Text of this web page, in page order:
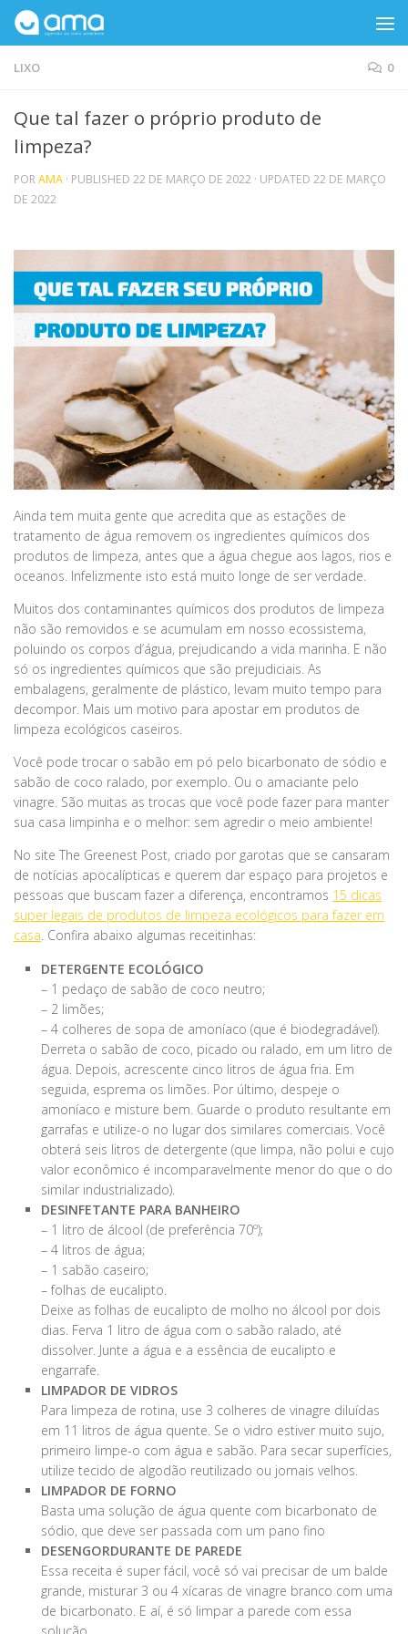
Skip to content
LIXO 0
Que tal fazer o próprio produto de
limpeza?
PORAMA · PUBLISHED 22 DE MARÇO DE 2022 · UPDATED 22 DE MARÇO
DE 2022
Ainda tem muita gente que acredita que as estações de
tratamento de água removem os ingredientes químicos dos
produtos de limpeza, antes que a água chegue aos lagos, rios e
oceanos. Infelizmente isto está muito longe de ser verdade.
Muitos dos contaminantes químicos dos produtos de limpeza
não são removidos e se acumulam em nosso ecossistema,
poluindo os corpos d’água, prejudicando a vida marinha. E não
só os ingredientes químicos que são prejudiciais. As
embalagens, geralmente de plástico, levam muito tempo para
decompor. Mais um motivo para apostar em produtos de
limpeza ecológicos caseiros.
Você pode trocar o sabão em pó pelo bicarbonato de sódio e
sabão de coco ralado, por exemplo. Ou o amaciante pelo
vinagre. São muitas as trocas que você pode fazer para manter
sua casa limpinha e o melhor: sem agredir o meio ambiente!
No site The Greenest Post, criado por garotas que se cansaram
de notícias apocalípticas e querem dar espaço para projetos e
pessoas que buscam fazer a diferença, encontramos 15 dicas
super legais de produtos de limpeza ecológicos para fazer em
casa. Confira abaixo algumas receitinhas:
DETERGENTE ECOLÓGICO
– 1 pedaço de sabão de coco neutro;
– 2 limões;
– 4 colheres de sopa de amoníaco (que é biodegradável).
Derreta o sabão de coco, picado ou ralado, em um litro de
água. Depois, acrescente cinco litros de água fria. Em
seguida, esprema os limões. Por último, despeje o
amoníaco e misture bem. Guarde o produto resultante em
garrafas e utilize-o no lugar dos similares comerciais. Você
obterá seis litros de detergente (que limpa, não polui e cujo
valor econômico é incomparavelmente menor do que o do
similar industrializado).
DESINFETANTE PARA BANHEIRO
– 1 litro de álcool (de preferência 70º);
– 4 litros de água;
– 1 sabão caseiro;
– folhas de eucalipto.
Deixe as folhas de eucalipto de molho no álcool por dois
dias. Ferva 1 litro de água com o sabão ralado, até
dissolver. Junte a água e a essência de eucalipto e
engarrafe.
LIMPADOR DE VIDROS
Para limpeza de rotina, use 3 colheres de vinagre diluídas
em 11 litros de água quente. Se o vidro estiver muito sujo,
primeiro limpe-o com água e sabão. Para secar superfícies,
utilize tecido de algodão reutilizado ou jornais velhos.
LIMPADOR DE FORNO
Basta uma solução de água quente com bicarbonato de
sódio, que deve ser passada com um pano fino
DESENGORDURANTE DE PAREDE
Essa receita é super fácil, você só vai precisar de um balde
grande, misturar 3 ou 4 xícaras de vinagre branco com uma
de bicarbonato. E aí, é só limpar a parede com essa
solução.